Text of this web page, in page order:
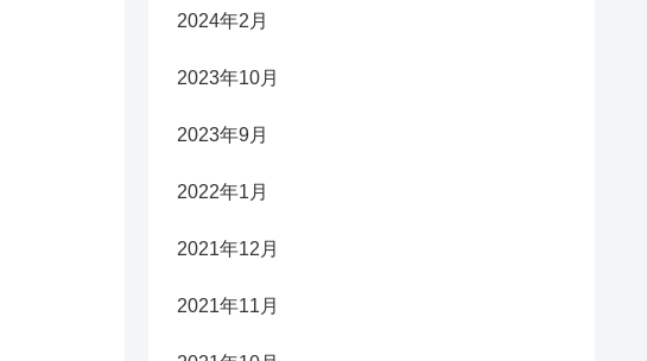
2024年2月
2023年10月
2023年9月
2022年1月
2021年12月
2021年11月